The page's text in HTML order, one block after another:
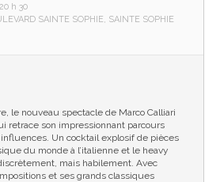
h 30
SAINTE SOPHIE, SAINTE SOPHIE
le nouveau spectacle de Marco Calliari
retrace son impressionnant parcours
Un cocktail explosif de pièces
du monde à l’italienne et le heavy
mais habilement. Avec
et ses grands classiques